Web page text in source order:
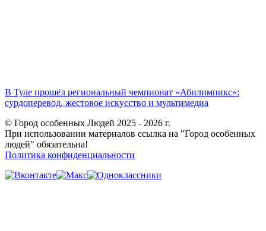
В Туле прошёл региональный чемпионат «Абилимпикс»:
сурдоперевод, жестовое искусство и мультимедиа
© Город особенных Людей 2025 - 2026 г.
При использовании материалов ссылка на "Город особенных
людей" обязательна!
Политика конфиденциальности